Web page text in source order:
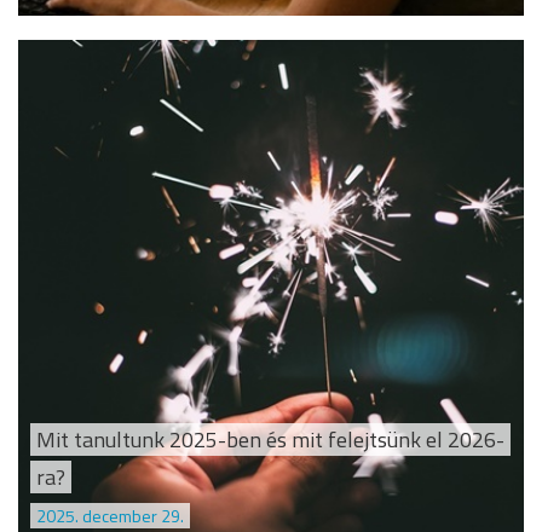
Mit tanultunk 2025-ben és mit felejtsünk el 2026-
ra?
2025. december 29.